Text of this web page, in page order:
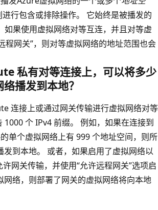
行包含或排除操作。 它始终是被播发的
如果使用虚拟网络对等互连，并且对等虚
程网关”，则对等虚拟网络的地址范围也会
私有对等连接上，可以将多少
播发到本地？
连接上或通过网关传输进行虚拟网络对等
1000 个 IPv4 前缀。 例如，如果在连接到
单个虚拟网络上有 999 个地址空间，则所
发到本地。 或者，如果启用了虚拟网络以
网关传输，并使用“允许远程网关”选项启
网络，则部署了网关的虚拟网络将向本地